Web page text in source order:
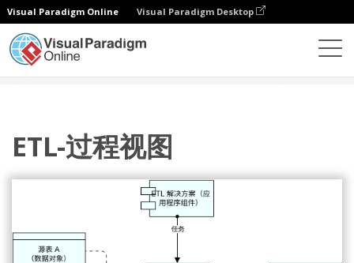
Visual Paradigm Online Visual Paradigm Desktop
ETL-过程视图